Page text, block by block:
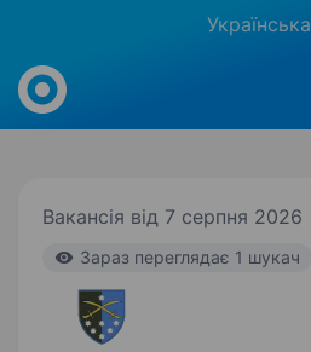
Українська
Work.ua
Вакансія від 7 серпня 2026
Зараз переглядає 1 шукач